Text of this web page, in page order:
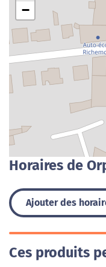
−
Horaires de
Ajouter des
Ces produits